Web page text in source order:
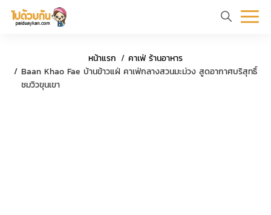
แรกท่อง เที่ยวอย่าง
หน้าแรก
คาเฟ่ ร้านอาหาร
Baan Khao Fae บ้านข้าวแฝ่ คาเฟ่กลางสวนมะม่วง สูดอากาศบริสุทธิ์
ชมวิวขุนเขา